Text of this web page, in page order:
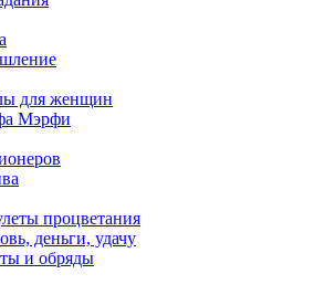
для женщин
Мэрфи
процветания
деньги, удачу
и обряды